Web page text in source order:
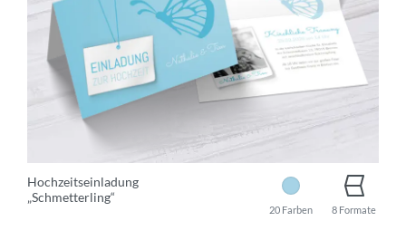
Hochzeitseinladung
„Schmetterling“
8 Formate
20 Farben